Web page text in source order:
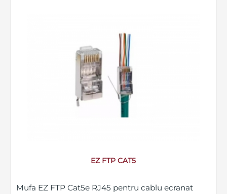
EZ FTP CAT5
Mufa EZ FTP Cat5e RJ45 pentru cablu ecranat